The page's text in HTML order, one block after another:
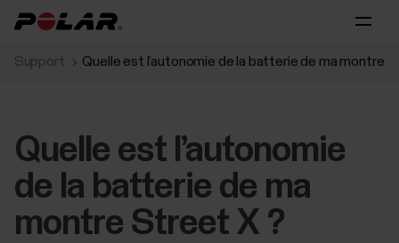
Support Quelle est l’autonomie de la batterie de ma montre
Quelle est l’autonomie
de la batterie de ma
montre Street X ?